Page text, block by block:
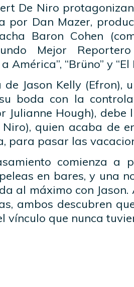
De Niro
por Dan Mazer,
Baron Cohen
Mejor
América”, “Brüno” y “El
Jason Kelly (Efron),
boda con la
Julianne Hough),
Niro), quien acaba de
para pasar las
comienza a
en bares, y una
al máximo con Jason.
ambos descubren
vínculo que nunca